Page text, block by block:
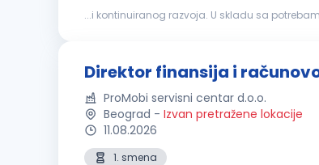
...i kontinuiranog razvoja. U skladu sa
Direktor finansija i
ProMobi servisni centar d.o.o.
Beograd - Izvan pretražene lokacije
11.08.2026
1. smena